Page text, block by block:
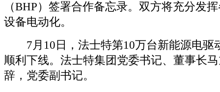
（BHP）签署合作备忘录。双方将充分发
设备电动化。
7月10日，法士特第10万台新能源电驱
顺利下线。法士特集团党委书记、董事长
辞，党委副书记。